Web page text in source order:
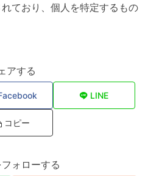
ており、個人を特定するもの
アする
LINE
コピー
ォローする